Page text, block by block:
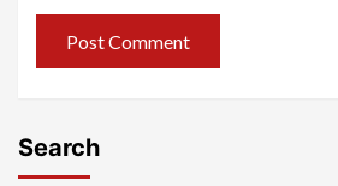
Search